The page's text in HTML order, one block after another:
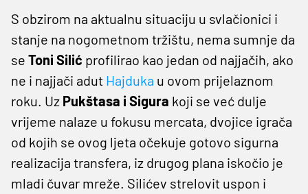
S obzirom na aktualnu situaciju u svlačionici i
stanje na nogometnom tržištu, nema sumnje da
se Toni Silić profilirao kao jedan od najjačih, ako
ne i najjači adut Hajduka u ovom prijelaznom
roku. Uz Pukštasa i Sigura koji se već dulje
vrijeme nalaze u fokusu mercata, dvojice igrača
od kojih se ovog ljeta očekuje gotovo sigurna
realizacija transfera, iz drugog plana iskočio je
mladi čuvar mreže. Silićev strelovit uspon i